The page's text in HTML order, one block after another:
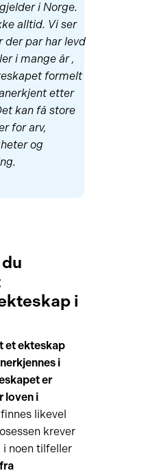
i Norge.
alltid. Vi ser
der par har levd
i mange år ,
formelt
etter
kan få store
for arv,
og
i
et ekteskap
i
er
loven i
likevel
krever
i noen tilfeller